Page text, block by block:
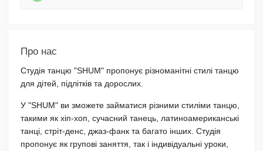
Про нас
Студія танцю "SHUM" пропонує різноманітні стилі танцю
для дітей, підлітків та дорослих.
У "SHUM" ви зможете займатися різними стиліми танцю,
такими як хіп-хоп, сучасний танець, латиноамериканські
танці, стріт-денс, джаз-фанк та багато інших. Студія
пропонує як групові заняття, так і індивідуальні уроки,